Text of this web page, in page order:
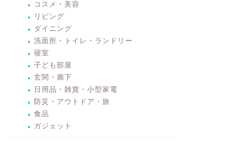
コスメ・美容
リビング
ダイニング
洗面所・トイレ・ランドリー
寝室
子ども部屋
玄関・廊下
日用品・雑貨・小型家電
防災・アウトドア・旅
食品
ガジェット